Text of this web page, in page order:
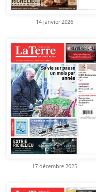
14 janvier 2026
17 décembre 2025